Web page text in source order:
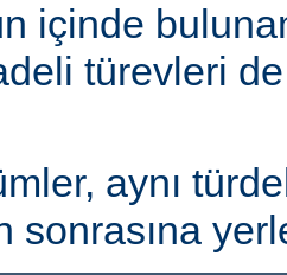
içinde
türevleri
aynı
sonrasına